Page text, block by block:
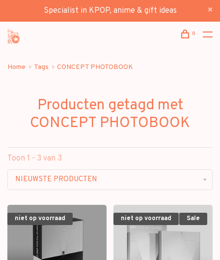
Specialist in KPOP, anime & gift ideas
0
Home Tags CONCEPT PHOTOBOOK
Producten getagd met
CONCEPT PHOTOBOOK
Toon 1 - 3 van 3
NIEUWSTE PRODUCTEN
niet op voorraad niet op voorraad Sale